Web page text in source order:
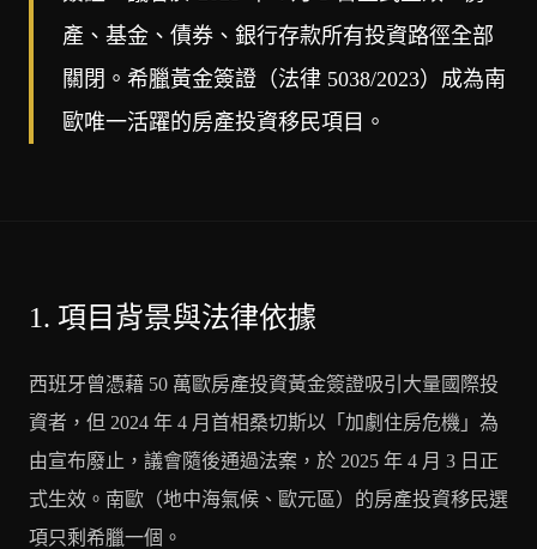
產、基金、債券、銀行存款所有投資路徑全部
關閉。希臘黃金簽證（法律 5038/2023）成為南
歐唯一活躍的房產投資移民項目。
1. 項目背景與法律依據
西班牙曾憑藉 50 萬歐房產投資黃金簽證吸引大量國際投
資者，但 2024 年 4 月首相桑切斯以「加劇住房危機」為
由宣布廢止，議會隨後通過法案，於 2025 年 4 月 3 日正
式生效。南歐（地中海氣候、歐元區）的房產投資移民選
項只剩希臘一個。